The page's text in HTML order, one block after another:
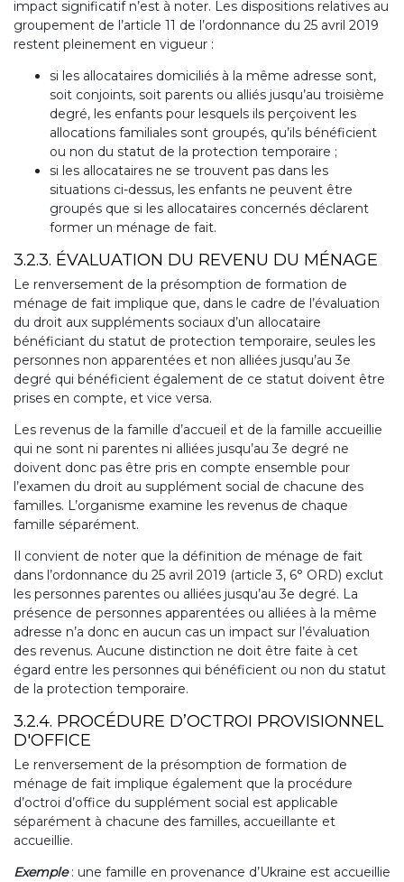
impact significatif n’est à noter. Les dispositions relatives au
groupement de l’article 11 de l’ordonnance du 25 avril 2019
restent pleinement en vigueur :
si les allocataires domiciliés à la même adresse sont,
soit conjoints, soit parents ou alliés jusqu’au troisième
degré, les enfants pour lesquels ils perçoivent les
allocations familiales sont groupés, qu’ils bénéficient
ou non du statut de la protection temporaire ;
si les allocataires ne se trouvent pas dans les
situations ci-dessus, les enfants ne peuvent être
groupés que si les allocataires concernés déclarent
former un ménage de fait.
3.2.3. ÉVALUATION DU REVENU DU MÉNAGE
Le renversement de la présomption de formation de
ménage de fait implique que, dans le cadre de l’évaluation
du droit aux suppléments sociaux d’un allocataire
bénéficiant du statut de protection temporaire, seules les
personnes non apparentées et non alliées jusqu’au 3e
degré qui bénéficient également de ce statut doivent être
prises en compte, et vice versa.
Les revenus de la famille d’accueil et de la famille accueillie
qui ne sont ni parentes ni alliées jusqu’au 3e degré ne
doivent donc pas être pris en compte ensemble pour
l’examen du droit au supplément social de chacune des
familles. L’organisme examine les revenus de chaque
famille séparément.
Il convient de noter que la définition de ménage de fait
dans l’ordonnance du 25 avril 2019 (article 3, 6° ORD) exclut
les personnes parentes ou alliées jusqu’au 3e degré. La
présence de personnes apparentées ou alliées à la même
adresse n’a donc en aucun cas un impact sur l’évaluation
des revenus. Aucune distinction ne doit être faite à cet
égard entre les personnes qui bénéficient ou non du statut
de la protection temporaire.
3.2.4. PROCÉDURE D’OCTROI PROVISIONNEL
D'OFFICE
Le renversement de la présomption de formation de
ménage de fait implique également que la procédure
d’octroi d’office du supplément social est applicable
séparément à chacune des familles, accueillante et
accueillie.
Exemple: une famille en provenance d’Ukraine est accueillie